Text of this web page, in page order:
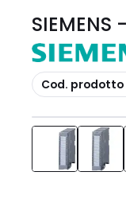
SIEMENS
copia
Cod. prodotto